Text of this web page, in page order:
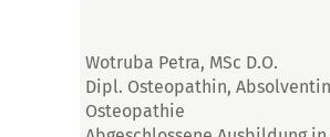
Wotruba Petra, MSc D.O.
Dipl. Osteopathin,
Osteopathie